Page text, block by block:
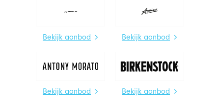
Bekijk aanbod Bekijk aanbod
Bekijk aanbod Bekijk aanbod